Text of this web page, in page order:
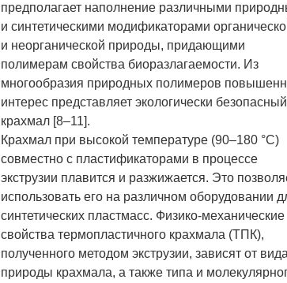
предполагает наполнение различными
и синтетическими модификаторами
и неорганической природы, придающими
полимерам свойства биоразлагаемости. Из
многообразия природных полимеров
интерес представляет экологически безопасный
крахмал [8–11].
Крахмал при высокой температуре (90–180 °C)
совместно с пластификаторами в процессе
экструзии плавится и разжижается. Это
использовать его на различном оборудовании
синтетических пластмасс. Физико-механические
свойства термопластичного крахмала (ТПК),
полученного методом экструзии, зависят от
природы крахмала, а также типа и